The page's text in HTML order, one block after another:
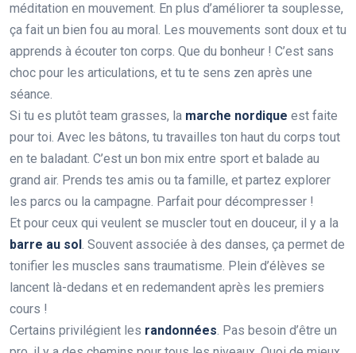
méditation en mouvement. En plus d’améliorer ta souplesse,
ça fait un bien fou au moral. Les mouvements sont doux et tu
apprends à écouter ton corps. Que du bonheur ! C’est sans
choc pour les articulations, et tu te sens zen après une
séance.
Si tu es plutôt team grasses, la marche nordique est faite
pour toi. Avec les bâtons, tu travailles ton haut du corps tout
en te baladant. C’est un bon mix entre sport et balade au
grand air. Prends tes amis ou ta famille, et partez explorer
les parcs ou la campagne. Parfait pour décompresser !
Et pour ceux qui veulent se muscler tout en douceur, il y a la
barre au sol . Souvent associée à des danses, ça permet de
tonifier les muscles sans traumatisme. Plein d’élèves se
lancent là-dedans et en redemandent après les premiers
cours !
Certains privilégient les randonnées. Pas besoin d’être un